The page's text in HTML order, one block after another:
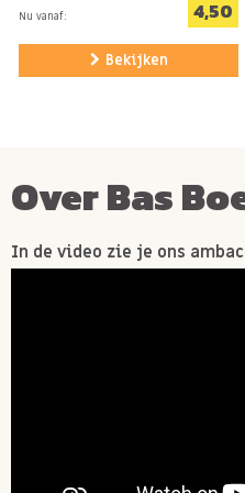
Allergie informatie
Nu vanaf: 4,50
Bekijken
Over Bas
In de video zie je ons